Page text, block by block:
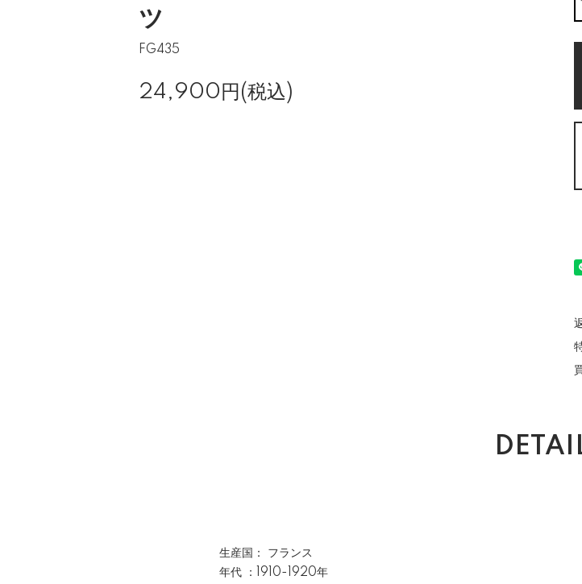
ツ
FG435
24,900円(税込)
生産国： フランス
年代 ：1910-1920年